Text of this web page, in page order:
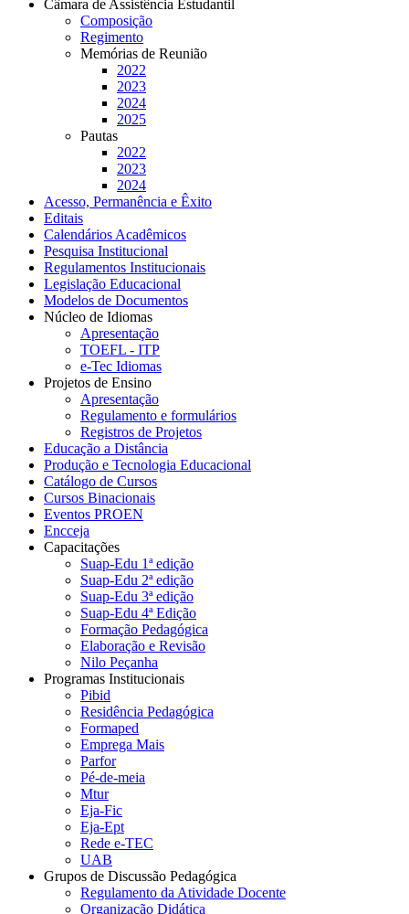
Câmara de Assistência Estudantil
Composição
Regimento
Memórias de Reunião
2022
2023
2024
2025
Pautas
2022
2023
2024
Acesso, Permanência e Êxito
Editais
Calendários Acadêmicos
Pesquisa Institucional
Regulamentos Institucionais
Legislação Educacional
Modelos de Documentos
Núcleo de Idiomas
Apresentação
TOEFL - ITP
e-Tec Idiomas
Projetos de Ensino
Apresentação
Regulamento e formulários
Registros de Projetos
Educação a Distância
Produção e Tecnologia Educacional
Catálogo de Cursos
Cursos Binacionais
Eventos PROEN
Encceja
Capacitações
Suap-Edu 1ª edição
Suap-Edu 2ª edição
Suap-Edu 3ª edição
Suap-Edu 4ª Edição
Formação Pedagógica
Elaboração e Revisão
Nilo Peçanha
Programas Institucionais
Pibid
Residência Pedagógica
Formaped
Emprega Mais
Parfor
Pé-de-meia
Mtur
Eja-Fic
Eja-Ept
Rede e-TEC
UAB
Grupos de Discussão Pedagógica
Regulamento da Atividade Docente
Organização Didática